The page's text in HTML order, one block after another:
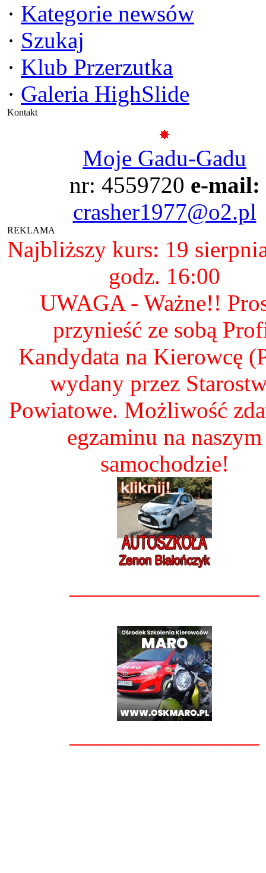
· Kategorie newsów
· Szukaj
· Klub Przerzutka
· Galeria HighSlide
Kontakt
Moje Gadu-Gadu
nr: 4559720 e-mail:
crasher1977@o2.pl
REKLAMA
Najbliższy kurs: 19
godz. 16:00
UWAGA - Ważne!!
przynieść ze sobą
Kandydata na Kierowcę
wydany przez
Powiatowe. Możliwość
egzaminu na naszym
samochodzie!